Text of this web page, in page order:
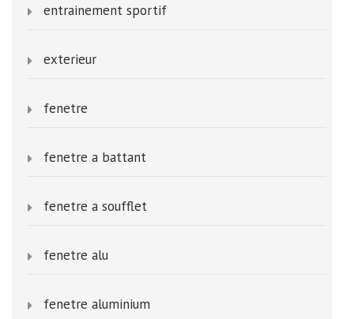
entrainement sportif
exterieur
fenetre
fenetre a battant
fenetre a soufflet
fenetre alu
fenetre aluminium